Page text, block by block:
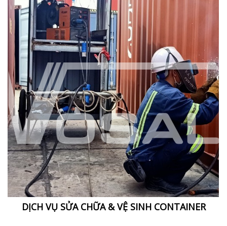
DỊCH VỤ SỬA CHỮA & VỆ SINH CONTAINER